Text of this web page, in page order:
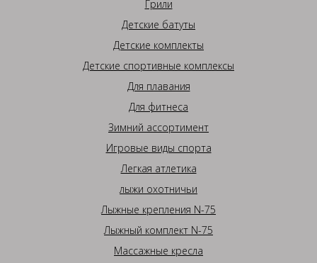
Грили
Детские батуты
Детские комплекты
Детские спортивные комплексы
Для плавания
Для фитнеса
Зимний ассортимент
Игровые виды спорта
Легкая атлетика
лыжи охотничьи
Лыжные крепления N-75
Лыжный комплект N-75
Массажные кресла